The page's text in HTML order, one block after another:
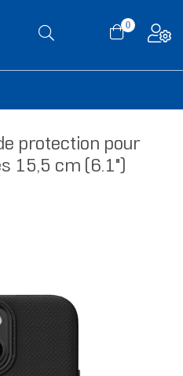
0
protection pour
15,5 cm (6.1")